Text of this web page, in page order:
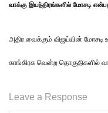
வாக்கு இயந்திரங்களில் மோசடி
அதிர வைக்கும் விஜய்யின் மோசடி
காங்கிரசு வென்ற தொகுதிகளில்
Leave a Response